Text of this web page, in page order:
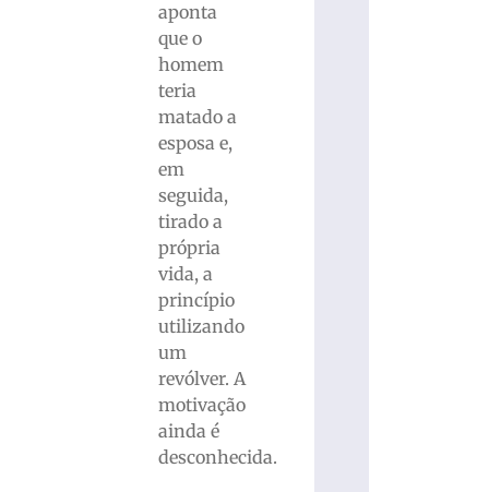
aponta
que o
homem
teria
matado a
esposa e,
em
seguida,
tirado a
própria
vida, a
princípio
utilizando
um
revólver. A
motivação
ainda é
desconhecida.